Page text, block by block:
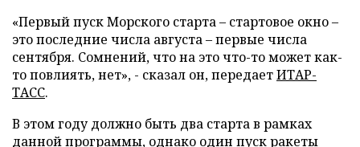
«Первый пуск Морского старта – стартовое окно –
это последние числа августа – первые числа
сентября. Сомнений, что на это что-то может как-
то повлиять, нет», - сказал он, передаетИТАР-
ТАСС.
В этом году должно быть два старта в рамках
данной программы, однако один пуск ракеты